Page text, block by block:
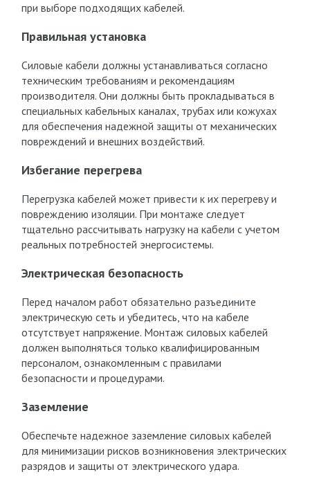
при выборе подходящих кабелей.
Правильная установка
Силовые кабели должны устанавливаться согласно
техническим требованиям и рекомендациям
производителя. Они должны быть прокладываться в
специальных кабельных каналах, трубах или кожухах
для обеспечения надежной защиты от механических
повреждений и внешних воздействий.
Избегание перегрева
Перегрузка кабелей может привести к их перегреву и
повреждению изоляции. При монтаже следует
тщательно рассчитывать нагрузку на кабели с учетом
реальных потребностей энергосистемы.
Электрическая безопасность
Перед началом работ обязательно разъедините
электрическую сеть и убедитесь, что на кабеле
отсутствует напряжение. Монтаж силовых кабелей
должен выполняться только квалифицированным
персоналом, ознакомленным с правилами
безопасности и процедурами.
Заземление
Обеспечьте надежное заземление силовых кабелей
для минимизации рисков возникновения электрических
разрядов и защиты от электрического удара.